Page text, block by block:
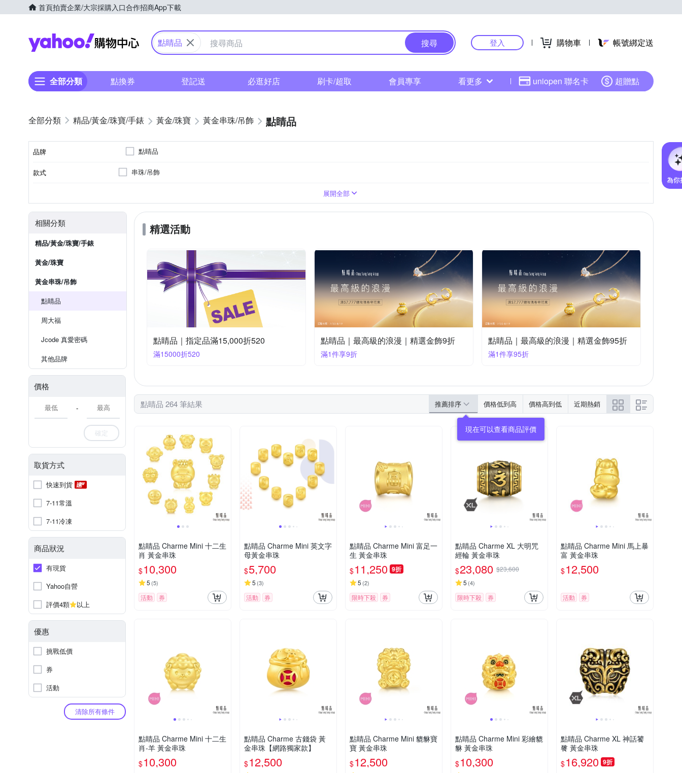
首頁拍賣企業/大宗採購入口合作招商App下載
Yahoo購物中心
點睛品 搜尋 登入 購物車 帳號綁定送
全部分類 點換券 登記送 必逛好店 刷卡/超取 會員專享 看更多 uniopen 聯名卡 超贈點
精品/黃金/珠寶/手錶 黃金/珠寶 黃金串珠/吊飾 點睛品
品牌 點睛品
款式 串珠/吊飾
展開全部
相關分類
精品/黃金/珠寶/手錶
黃金/珠寶
黃金串珠/吊飾
點睛品
周大福
Jcode 真愛密碼
其他品牌
價格
-
確定
取貨方式
快速到貨
7-11常溫
7-11冷凍
商品狀況
有現貨
Yahoo自營
評價4顆
以上
優惠
挑戰低價
券
活動
清除所有條件
精選活動
點睛品｜指定品滿15,000折520
滿15000折520
點睛品｜最高級的浪漫｜精選金飾9折
滿1件享9折
點睛品｜最高級的浪漫｜精選金飾95折
滿1件享95折
點睛品 264 筆結果 推薦排序 價格低到高 價格高到低 近期熱銷
點睛品 Charme Mini 十二生
肖 黃金串珠
$10,300
5 (5)
活動 券
點睛品 Charme Mini 英文字
母黃金串珠
$5,700
5 (3)
活動 券
點睛品 Charme Mini 富足一
生 黃金串珠
$11,250 9折
5 (2)
限時下殺 券
點睛品 Charme XL 大明咒
經輪 黃金串珠
$23,080 $23,600
5 (4)
限時下殺 券
點睛品 Charme Mini 馬上暴
富 黃金串珠
$12,500
活動 券
點睛品 Charme Mini 十二生
肖-羊 黃金串珠
$10,300
點睛品 Charme 古錢袋 黃
金串珠【網路獨家款】
$12,500
點睛品 Charme Mini 貔貅寶
寶 黃金串珠
$12,500
點睛品 Charme Mini 彩繪貔
貅 黃金串珠
$10,300
點睛品 Charme XL 神話饕
餮 黃金串珠
$16,920 9折